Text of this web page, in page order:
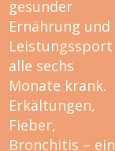
gesunder
Ernährung und
Leistungssport
alle sechs
Monate krank.
Erkältungen,
Fieber,
Bronchitis – ein